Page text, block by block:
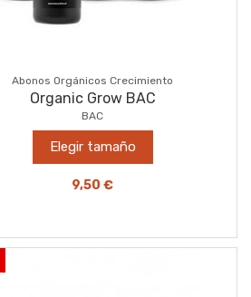
Abonos Orgánicos Crecimiento
Organic Grow BAC
BAC
Elegir tamaño
9,50 €